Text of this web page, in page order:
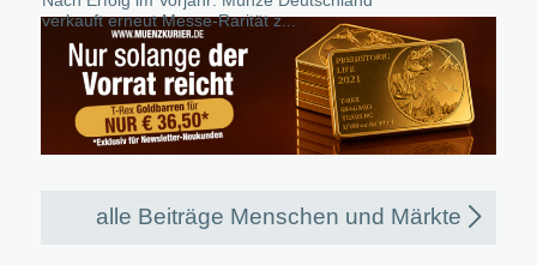
verkauft erneut Messe-Rarität z...
alle Beiträge Menschen und Märkte